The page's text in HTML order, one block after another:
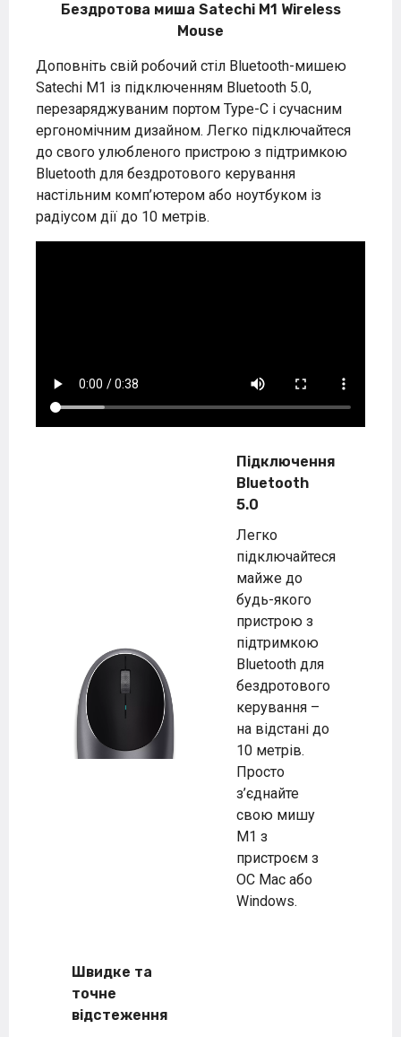
Бездротова миша Satechi M1 Wireless
Mouse
Доповніть свій робочий стіл Bluetooth-мишею
Satechi M1 із підключенням Bluetooth 5.0,
перезаряджуваним портом Type-C і сучасним
ергономічним дизайном. Легко підключайтеся
до свого улюбленого пристрою з підтримкою
Bluetooth для бездротового керування
настільним комп’ютером або ноутбуком із
радіусом дії до 10 метрів.
Підключення
Bluetooth
5.0
Легко
підключайтеся
майже до
будь-якого
пристрою з
підтримкою
Bluetooth для
бездротового
керування –
на відстані до
10 метрів.
Просто
з’єднайте
свою мишу
M1 з
пристроєм з
ОС Mac або
Windows.
Швидке та
точне
відстеження